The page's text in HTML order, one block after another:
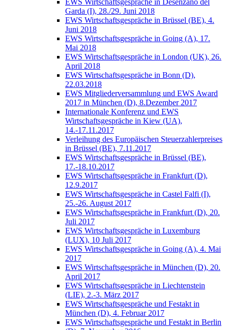
EWS Wirtschaftsgespräche in Desenzano del
Garda (I), 28./29. Juni 2018
EWS Wirtschaftsgespräche in Brüssel (BE), 4.
Juni 2018
EWS Wirtschaftsgespräche in Going (A), 17.
Mai 2018
EWS Wirtschaftsgespräche in London (UK), 26.
April 2018
EWS Wirtschaftsgespräche in Bonn (D),
22.03.2018
EWS Mitgliederversammlung und EWS Award
2017 in München (D), 8.Dezember 2017
Internationale Konferenz und EWS
Wirtschaftsgespräche in Kiew (UA),
14.-17.11.2017
Verleihung des Europäischen Steuerzahlerpreises
in Brüssel (BE), 7.11.2017
EWS Wirtschaftsgespräche in Brüssel (BE),
17.-18.10.2017
EWS Wirtschaftsgespräche in Frankfurt (D),
12.9.2017
EWS Wirtschaftsgespräche in Castel Falfi (I),
25.-26. August 2017
EWS Wirtschaftsgespräche in Frankfurt (D), 20.
Juli 2017
EWS Wirtschaftsgespräche in Luxemburg
(LUX), 10 Juli 2017
EWS Wirtschaftsgespräche in Going (A), 4. Mai
2017
EWS Wirtschaftsgespräche in München (D), 20.
April 2017
EWS Wirtschaftsgespräche in Liechtenstein
(LIE), 2.-3. März 2017
EWS Wirtschaftsgespräche und Festakt in
München (D), 4. Februar 2017
EWS Wirtschaftsgespräche und Festakt in Berlin